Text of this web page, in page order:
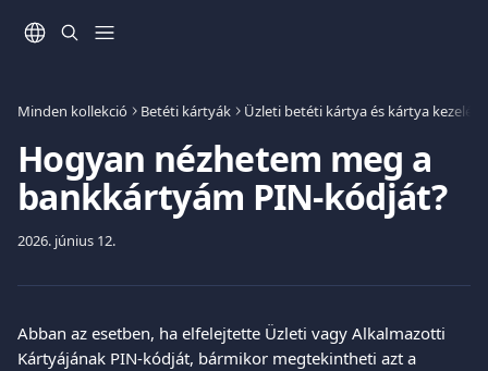
Minden kollekció Betéti kártyák Üzleti betéti kártya és kártya kezelése
Hogyan nézhetem meg a
bankkártyám PIN-kódját?
2026. június 12.
Abban az esetben, ha elfelejtette Üzleti vagy Alkalmazotti
Kártyájának PIN-kódját, bármikor megtekintheti azt a